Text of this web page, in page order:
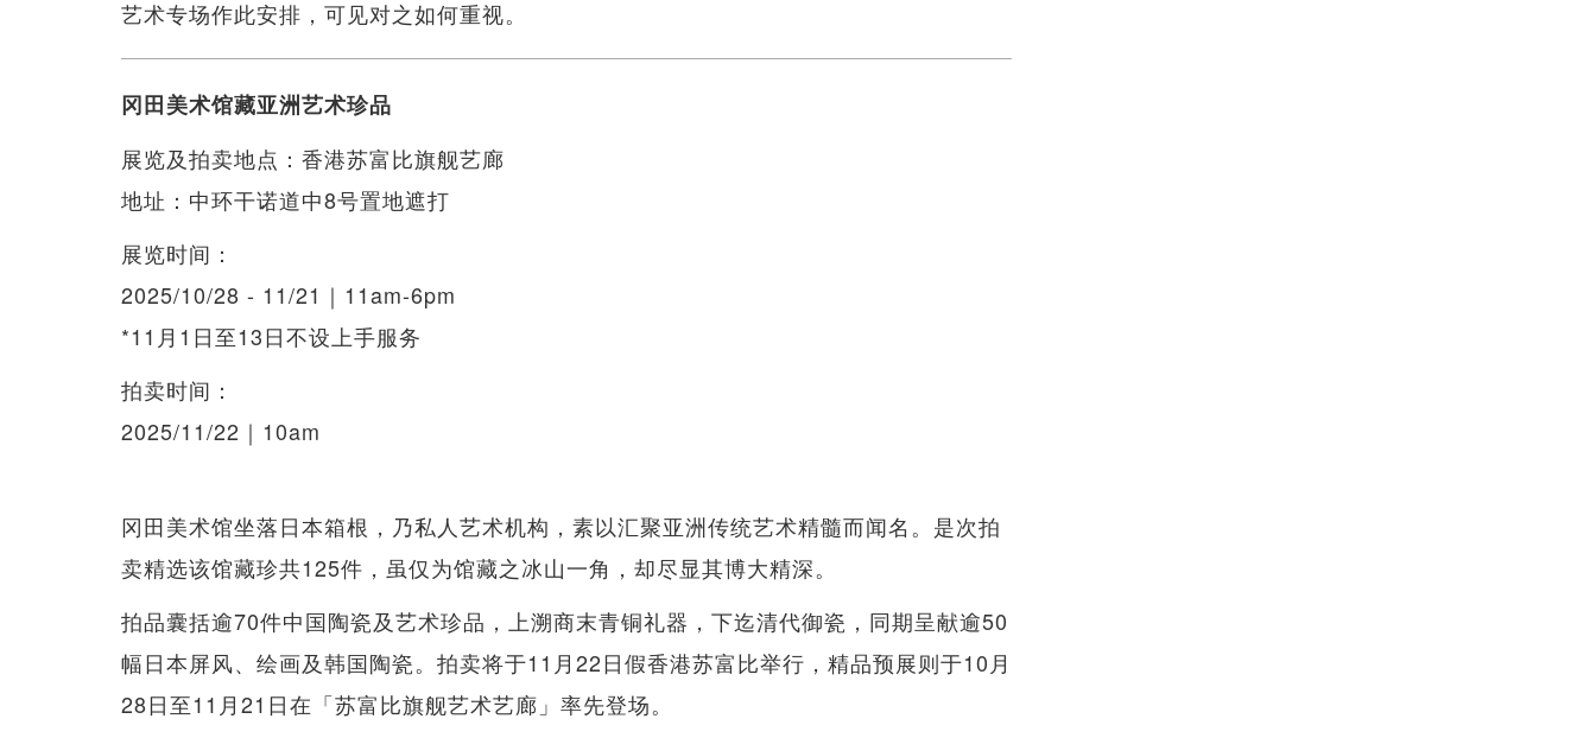
艺术专场作此安排，可见对之如何重视。
冈田美术馆藏亚洲艺术珍品
展览及拍卖地点：香港苏富比旗舰艺廊
地址：中环干诺道中8号置地遮打
展览时间：
2025/10/28 - 11/21｜11am-6pm
*11月1日至13日不设上手服务
拍卖时间：
2025/11/22｜10am
冈田美术馆坐落日本箱根，乃私人艺术机构，素以汇聚亚洲传统艺术精髓而闻名。是次拍
卖精选该馆藏珍共125件，虽仅为馆藏之冰山一角，却尽显其博大精深。
拍品囊括逾70件中国陶瓷及艺术珍品，上溯商末青铜礼器，下迄清代御瓷，同期呈献逾50
幅日本屏风、绘画及韩国陶瓷。拍卖将于11月22日假香港苏富比举行，精品预展则于10月
28日至11月21日在「苏富比旗舰艺术艺廊」率先登场。